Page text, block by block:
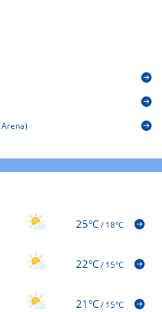
25°C/18°C
22°C/15°C
21°C/15°C